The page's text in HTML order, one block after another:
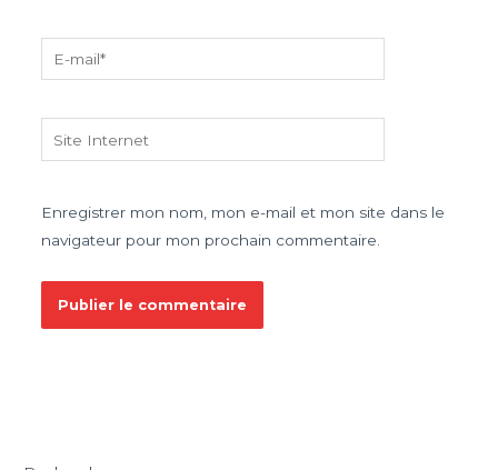
mail*
Site
Internet
Enregistrer mon nom, mon e-mail et mon site dans le
navigateur pour mon prochain commentaire.